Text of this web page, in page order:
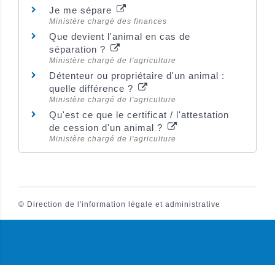
Je me sépare
Ministère chargé des finances
Que devient l'animal en cas de
séparation ?
Ministère chargé de l'agriculture
Détenteur ou propriétaire d'un animal :
quelle différence ?
Ministère chargé de l'agriculture
Qu'est ce que le certificat / l'attestation
de cession d'un animal ?
Ministère chargé de l'agriculture
© Direction de l'information légale et administrative